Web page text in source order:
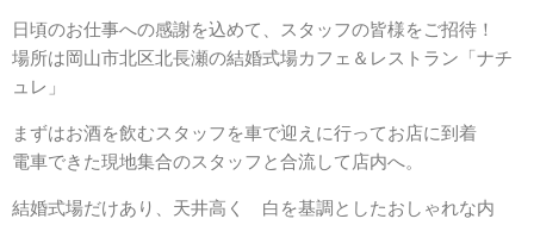
日頃のお仕事への感謝を込めて、スタッフの皆様をご招待！
場所は岡山市北区北長瀬の結婚式場カフェ＆レストラン「ナチ
ュレ」
まずはお酒を飲むスタッフを車で迎えに行ってお店に到着
電車できた現地集合のスタッフと合流して店内へ。
結婚式場だけあり、天井高く 白を基調としたおしゃれな内